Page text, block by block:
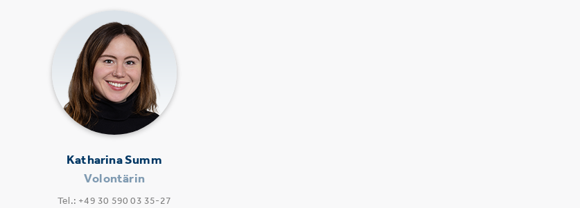
Katharina Summ
Volontärin
Tel.: +49 30 590 03 35-27